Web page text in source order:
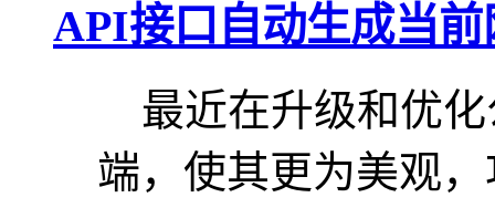
API接口自动生成当
最近在升级和优化
端，使其更为美观